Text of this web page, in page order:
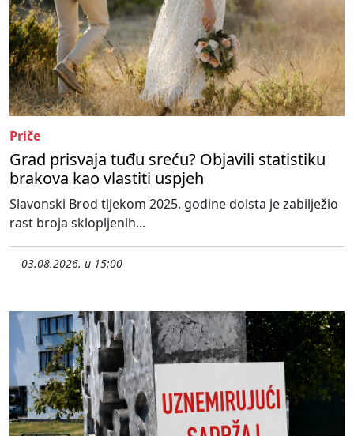
Priče
Grad prisvaja tuđu sreću? Objavili statistiku
brakova kao vlastiti uspjeh
Slavonski Brod tijekom 2025. godine doista je zabilježio
rast broja sklopljenih...
03.08.2026. u 15:00